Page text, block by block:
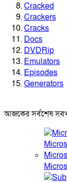
Cracked
Crackers
Cracks
Docs
DVDRip
Emulators
Episodes
Generators
আজকের সর্বশেষ